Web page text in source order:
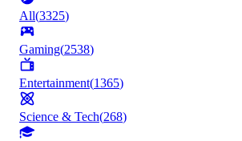
All(3325)
Gaming(2538)
Entertainment(1365)
Science & Tech(268)